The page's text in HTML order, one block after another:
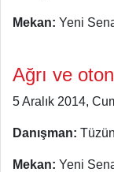
Mekan: Yeni
Ağrı ve
5 Aralık 2014,
Danışman:
Mekan: Yeni